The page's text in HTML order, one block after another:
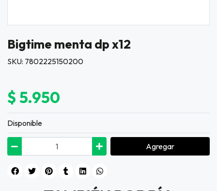
Bigtime menta dp x12
SKU: 7802225150200
$ 5.950
Disponible
Agregar